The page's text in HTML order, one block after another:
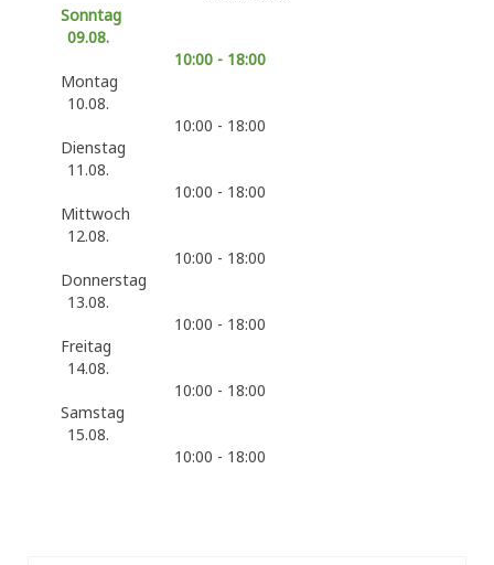
Sonntag
09.08.
10:00 - 18:00
Montag
10.08.
10:00 - 18:00
Dienstag
11.08.
10:00 - 18:00
Mittwoch
12.08.
10:00 - 18:00
Donnerstag
13.08.
10:00 - 18:00
Freitag
14.08.
10:00 - 18:00
Samstag
15.08.
10:00 - 18:00